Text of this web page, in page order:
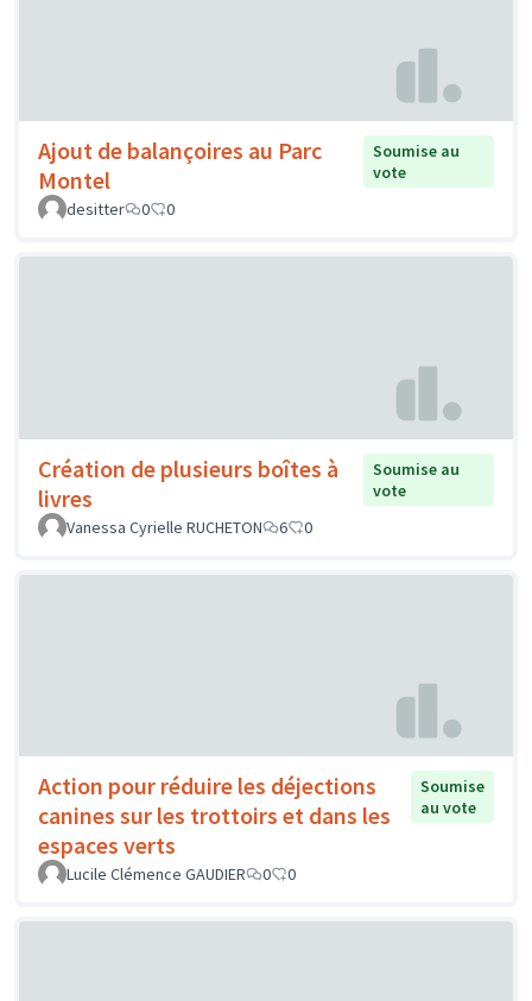
Ajout de balançoires au Parc
Montel
Soumise au
vote
desitter
0 0
Création de plusieurs boîtes à
livres
Soumise au
vote
Vanessa Cyrielle RUCHETON
6 0
Action pour réduire les déjections
canines sur les trottoirs et dans les
espaces verts
Soumise
au vote
Lucile Clémence GAUDIER 0 0